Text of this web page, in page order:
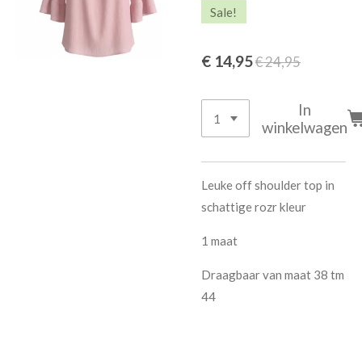
Sale!
€ 14,95€ 24,95
In
winkelwagen
Leuke off shoulder top in
schattige rozr kleur
1 maat
Draagbaar van maat 38 tm
44